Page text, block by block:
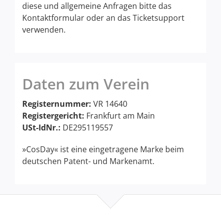
diese und allgemeine Anfragen bitte das
Kontaktformular oder an das Ticketsupport
verwenden.
Daten zum Verein
Registernummer: VR 14640
Registergericht: Frankfurt am Main
USt-IdNr.: DE295119557
»CosDay« ist eine eingetragene Marke beim
deutschen Patent- und Markenamt.